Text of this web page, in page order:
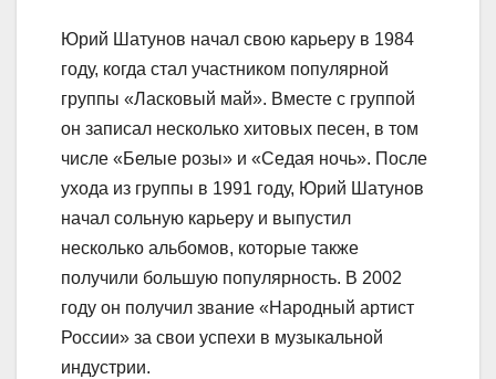
Юрий Шатунов начал свою карьеру в 1984
году, когда стал участником популярной
группы «Ласковый май». Вместе с группой
он записал несколько хитовых песен, в том
числе «Белые розы» и «Седая ночь». После
ухода из группы в 1991 году, Юрий Шатунов
начал сольную карьеру и выпустил
несколько альбомов, которые также
получили большую популярность. В 2002
году он получил звание «Народный артист
России» за свои успехи в музыкальной
индустрии.